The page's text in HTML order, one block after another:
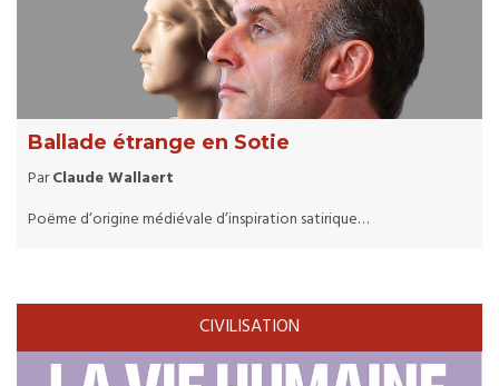
Ballade étrange en Sotie
ParClaude Wallaert
Poëme d’origine médiévale d’inspiration satirique…
CIVILISATION